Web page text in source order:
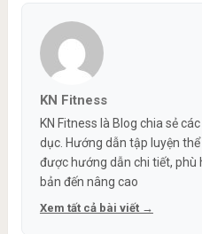
KN Fitness
KN Fitness là Blog chia sẻ
dục. Hướng dẫn tập luyện
được hướng dẫn chi tiết,
bản đến nâng cao
Xem tất cả bài viết →